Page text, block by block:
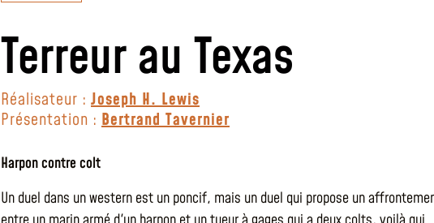
Terreur au Texas
Réalisateur : Joseph H. Lewis
Présentation : Bertrand Tavernier
Harpon contre colt
Un duel dans un western est un poncif, mais un duel qui propose un